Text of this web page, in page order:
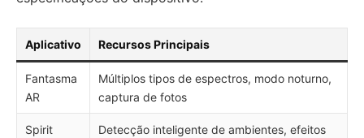
Aplicativo Recursos Principais
Fantasma
AR
Múltiplos tipos de espectros, modo noturno,
captura de fotos
Spirit
Detecção inteligente de ambientes, efeitos